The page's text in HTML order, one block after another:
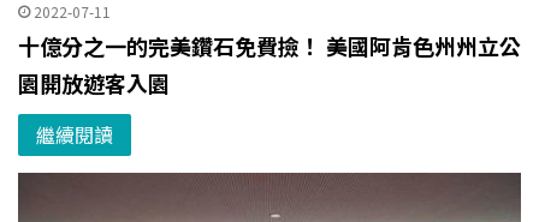
2022-07-11
十億分之一的完美鑽石免費撿！ 美國阿肯色州州立公
園開放遊客入園
繼續閱讀